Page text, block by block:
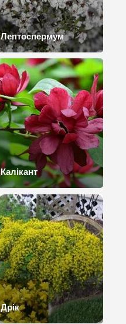
Лептоспермум
Калікант
Дрік